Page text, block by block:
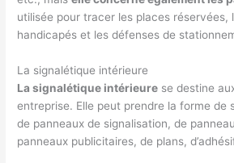
utilisée pour tracer les places réservées,
handicapés et les défenses de
La signalétique intérieure
La signalétique intérieure se destine
entreprise. Elle peut prendre la forme de
de panneaux de signalisation, de
panneaux publicitaires, de plans,